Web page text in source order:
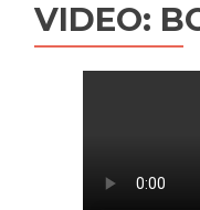
VIDEO: